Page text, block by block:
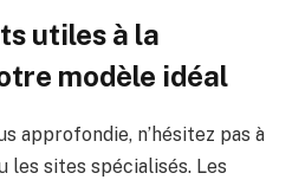
utiles à la
modèle idéal
approfondie, n’hésitez pas à
les sites spécialisés. Les